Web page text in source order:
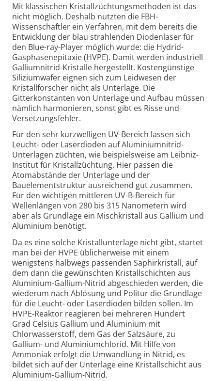
Mit klassischen Kristallzüchtungsmethoden ist das
nicht möglich. Deshalb nutzten die FBH-
Wissenschaftler ein Verfahren, mit dem bereits die
Entwicklung der blau strahlenden Diodenlaser für
den Blue-ray-Player möglich wurde: die Hydrid-
Gasphasenepitaxie (HVPE). Damit werden industriell
Galliumnitrid-Kristalle hergestellt. Kostengünstige
Siliziumwafer eignen sich zum Leidwesen der
Kristallforscher nicht als Unterlage. Die
Gitterkonstanten von Unterlage und Aufbau müssen
nämlich harmonieren, sonst gibt es Risse und
Versetzungsfehler.
Für den sehr kurzwelligen UV-Bereich lassen sich
Leucht- oder Laserdioden auf Aluminiumnitrid-
Unterlagen züchten, wie beispielsweise am Leibniz-
Institut für Kristallzüchtung. Hier passen die
Atomabstände der Unterlage und der
Bauelementstruktur ausreichend gut zusammen.
Für den wichtigen mittleren UV-B-Bereich für
Wellenlängen von 280 bis 315 Nanometern wird
aber als Grundlage ein Mischkristall aus Gallium und
Aluminium benötigt.
Da es eine solche Kristallunterlage nicht gibt, startet
man bei der HVPE üblicherweise mit einem
wenigstens halbwegs passenden Saphirkristall, auf
dem dann die gewünschten Kristallschichten aus
Aluminium-Gallium-Nitrid abgeschieden werden, die
wiederum nach Ablösung und Politur die Grundlage
für die Leucht- oder Laserdioden bilden sollen. Im
HVPE-Reaktor reagieren bei mehreren Hundert
Grad Celsius Gallium und Aluminium mit
Chlorwasserstoff, dem Gas der Salzsäure, zu
Gallium- und Aluminiumchlorid. Mit Hilfe von
Ammoniak erfolgt die Umwandlung in Nitrid, es
bildet sich auf der Unterlage eine Kristallschicht aus
Aluminium-Gallium-Nitrid.